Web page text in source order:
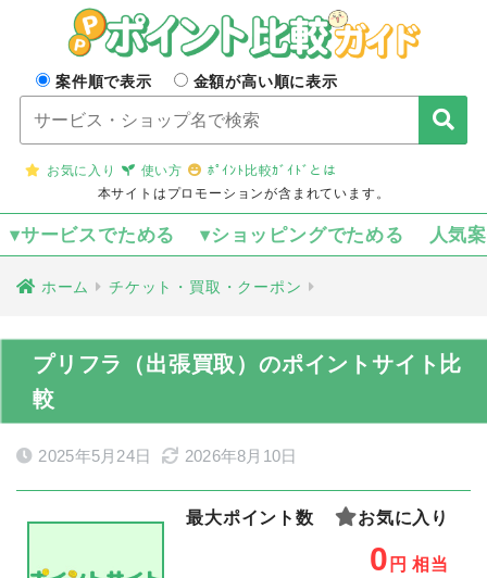
案件順で表示 金額が高い順に表示
お気に入り 使い方
ﾎﾟｲﾝﾄ比較ｶﾞｲﾄﾞとは
本サイトはプロモーションが含まれています。
▾サービスでためる ▾ショッピングでためる 人気
ホーム チケット・買取・クーポン
プリフラ（出張買取）のポイントサイト比
較
2025年5月24日 2026年8月10日
最大ポイント数 お気に入り
0 円 相当